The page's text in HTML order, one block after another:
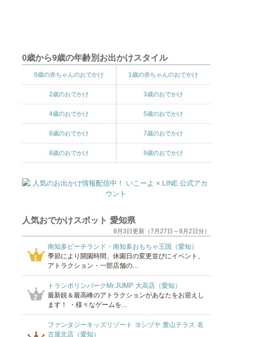
0歳から9歳の年齢別お出かけスタイル
0歳の赤ちゃんのおでかけ 1歳の赤ちゃんのおでかけ
2歳のおでかけ 3歳のおでかけ
4歳のおでかけ 5歳のおでかけ
6歳のおでかけ 7歳のおでかけ
8歳のおでかけ 9歳のおでかけ
人気おでかけスポット 愛知県
8月3日更新（7月27日～8月2日分）
1
南知多ビーチランド・南知多おもちゃ王国（愛知）
季節により開園時間、休園日の変更並びにイベント、
アトラクション・一部店舗の...
2
トランポリンパークMr.JUMP 大高店（愛知）
最新鋭＆最高峰のアトラクションがあなたをお迎えし
ます！ ・様々なゲームを...
ファンタジーキッズリゾート ヨシヅヤ 豊山テラス 名
古屋北店（愛知）